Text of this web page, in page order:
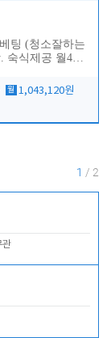
제공 월4회
월 1,043,120원
1 / 2
관